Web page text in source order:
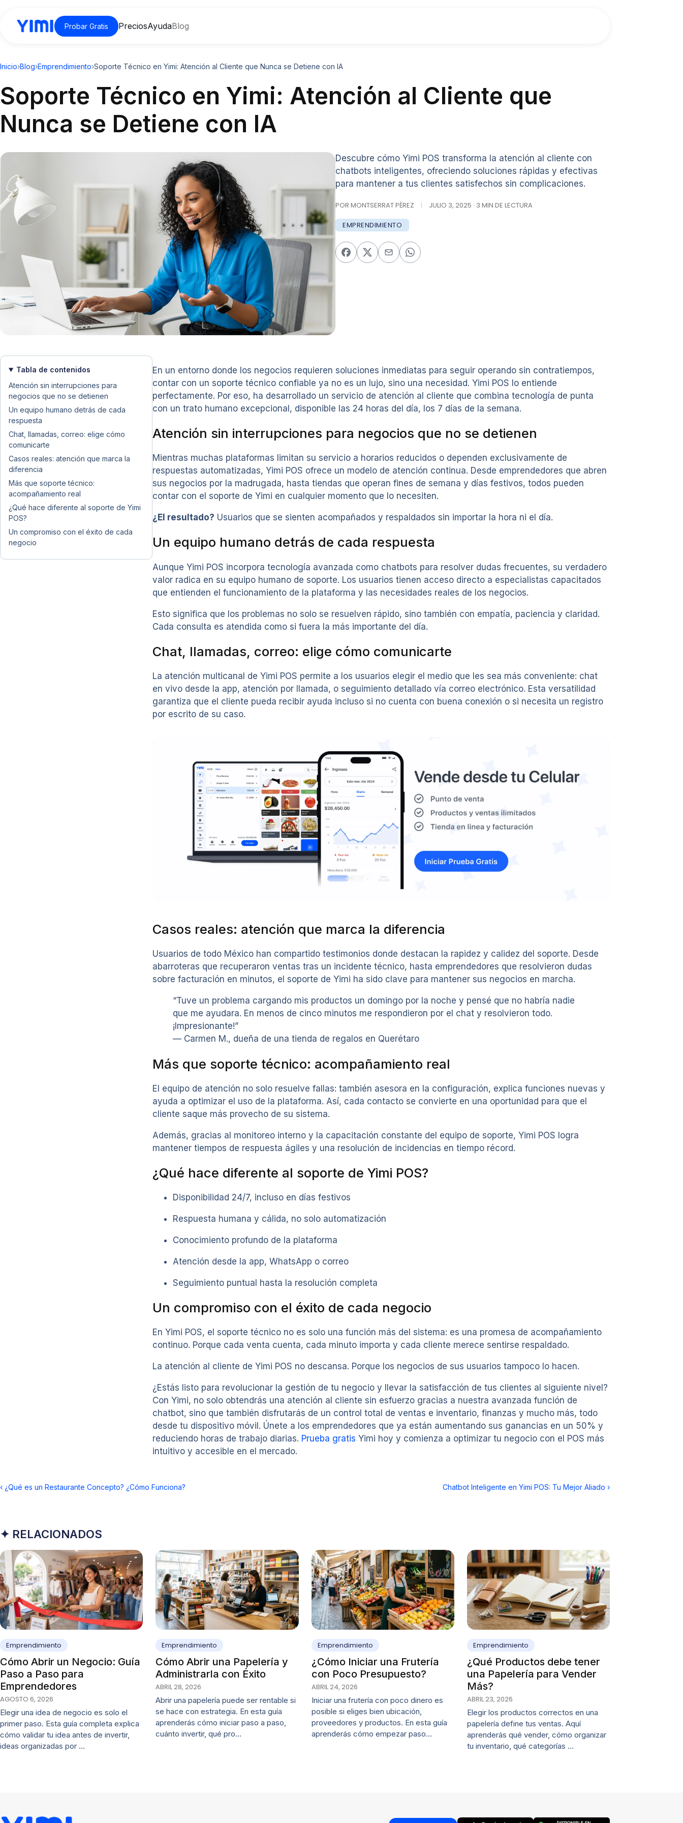
Probar Gratis PreciosAyudaBlog
Inicio›Blog›Emprendimiento›Soporte Técnico en Yimi: Atención al Cliente que Nunca se Detiene con IA
Soporte Técnico en Yimi: Atención al Cliente que
Nunca se Detiene con IA
Descubre cómo Yimi POS transforma la atención al cliente con
chatbots inteligentes, ofreciendo soluciones rápidas y efectivas
para mantener a tus clientes satisfechos sin complicaciones.
POR MONTSERRAT PÉREZ | JULIO 3, 2025 · 3 MIN DE LECTURA
EMPRENDIMIENTO
Tabla de contenidos
Atención sin interrupciones para
negocios que no se detienen
Un equipo humano detrás de cada
respuesta
Chat, llamadas, correo: elige cómo
comunicarte
Casos reales: atención que marca la
diferencia
Más que soporte técnico:
acompañamiento real
¿Qué hace diferente al soporte de Yimi
POS?
Un compromiso con el éxito de cada
negocio
En un entorno donde los negocios requieren soluciones inmediatas para seguir operando sin contratiempos,
contar con un soporte técnico confiable ya no es un lujo, sino una necesidad. Yimi POS lo entiende
perfectamente. Por eso, ha desarrollado un servicio de atención al cliente que combina tecnología de punta
con un trato humano excepcional, disponible las 24 horas del día, los 7 días de la semana.
Atención sin interrupciones para negocios que no se detienen
Mientras muchas plataformas limitan su servicio a horarios reducidos o dependen exclusivamente de
respuestas automatizadas, Yimi POS ofrece un modelo de atención continua. Desde emprendedores que abren
sus negocios por la madrugada, hasta tiendas que operan fines de semana y días festivos, todos pueden
contar con el soporte de Yimi en cualquier momento que lo necesiten.
¿El resultado? Usuarios que se sienten acompañados y respaldados sin importar la hora ni el día.
Un equipo humano detrás de cada respuesta
Aunque Yimi POS incorpora tecnología avanzada como chatbots para resolver dudas frecuentes, su verdadero
valor radica en su equipo humano de soporte. Los usuarios tienen acceso directo a especialistas capacitados
que entienden el funcionamiento de la plataforma y las necesidades reales de los negocios.
Esto significa que los problemas no solo se resuelven rápido, sino también con empatía, paciencia y claridad.
Cada consulta es atendida como si fuera la más importante del día.
Chat, llamadas, correo: elige cómo comunicarte
La atención multicanal de Yimi POS permite a los usuarios elegir el medio que les sea más conveniente: chat
en vivo desde la app, atención por llamada, o seguimiento detallado vía correo electrónico. Esta versatilidad
garantiza que el cliente pueda recibir ayuda incluso si no cuenta con buena conexión o si necesita un registro
por escrito de su caso.
Casos reales: atención que marca la diferencia
Usuarios de todo México han compartido testimonios donde destacan la rapidez y calidez del soporte. Desde
abarroteras que recuperaron ventas tras un incidente técnico, hasta emprendedores que resolvieron dudas
sobre facturación en minutos, el soporte de Yimi ha sido clave para mantener sus negocios en marcha.
“Tuve un problema cargando mis productos un domingo por la noche y pensé que no habría nadie
que me ayudara. En menos de cinco minutos me respondieron por el chat y resolvieron todo.
¡Impresionante!”
— Carmen M., dueña de una tienda de regalos en Querétaro
Más que soporte técnico: acompañamiento real
El equipo de atención no solo resuelve fallas: también asesora en la configuración, explica funciones nuevas y
ayuda a optimizar el uso de la plataforma. Así, cada contacto se convierte en una oportunidad para que el
cliente saque más provecho de su sistema.
Además, gracias al monitoreo interno y la capacitación constante del equipo de soporte, Yimi POS logra
mantener tiempos de respuesta ágiles y una resolución de incidencias en tiempo récord.
¿Qué hace diferente al soporte de Yimi POS?
Disponibilidad 24/7, incluso en días festivos
Respuesta humana y cálida, no solo automatización
Conocimiento profundo de la plataforma
Atención desde la app, WhatsApp o correo
Seguimiento puntual hasta la resolución completa
Un compromiso con el éxito de cada negocio
En Yimi POS, el soporte técnico no es solo una función más del sistema: es una promesa de acompañamiento
continuo. Porque cada venta cuenta, cada minuto importa y cada cliente merece sentirse respaldado.
La atención al cliente de Yimi POS no descansa. Porque los negocios de sus usuarios tampoco lo hacen.
¿Estás listo para revolucionar la gestión de tu negocio y llevar la satisfacción de tus clientes al siguiente nivel?
Con Yimi, no solo obtendrás una atención al cliente sin esfuerzo gracias a nuestra avanzada función de
chatbot, sino que también disfrutarás de un control total de ventas e inventario, finanzas y mucho más, todo
desde tu dispositivo móvil. Únete a los emprendedores que ya están aumentando sus ganancias en un 50% y
reduciendo horas de trabajo diarias. Prueba gratis Yimi hoy y comienza a optimizar tu negocio con el POS más
intuitivo y accesible en el mercado.
‹ ¿Qué es un Restaurante Concepto? ¿Cómo Funciona? Chatbot Inteligente en Yimi POS: Tu Mejor Aliado ›
✦ RELACIONADOS
Emprendimiento
Cómo Abrir un Negocio: Guía
Paso a Paso para
Emprendedores
AGOSTO 6, 2026
Elegir una idea de negocio es solo el
primer paso. Esta guía completa explica
cómo validar tu idea antes de invertir,
ideas organizadas por …
Emprendimiento
Cómo Abrir una Papelería y
Administrarla con Éxito
ABRIL 28, 2026
Abrir una papelería puede ser rentable si
se hace con estrategia. En esta guía
aprenderás cómo iniciar paso a paso,
cuánto invertir, qué pro…
Emprendimiento
¿Cómo Iniciar una Frutería
con Poco Presupuesto?
ABRIL 24, 2026
Iniciar una frutería con poco dinero es
posible si eliges bien ubicación,
proveedores y productos. En esta guía
aprenderás cómo empezar paso…
Emprendimiento
¿Qué Productos debe tener
una Papelería para Vender
Más?
ABRIL 23, 2026
Elegir los productos correctos en una
papelería define tus ventas. Aquí
aprenderás qué vender, cómo organizar
tu inventario, qué categorías …